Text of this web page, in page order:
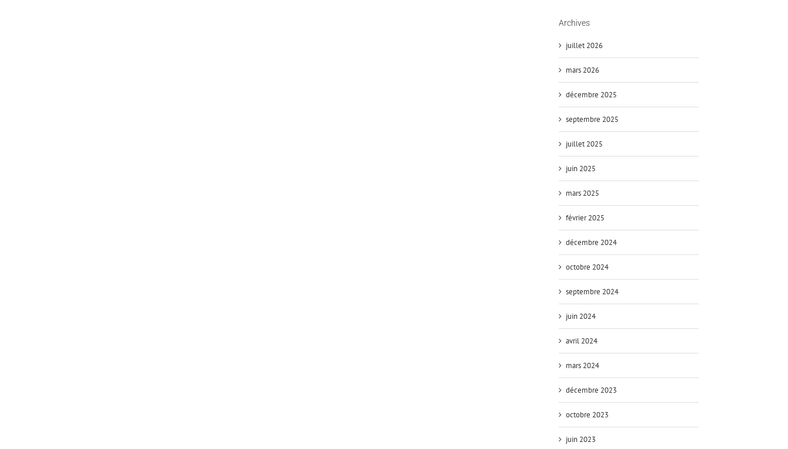
Archives
juillet 2026
mars 2026
décembre 2025
septembre 2025
juillet 2025
juin 2025
mars 2025
février 2025
décembre 2024
octobre 2024
septembre 2024
juin 2024
avril 2024
mars 2024
décembre 2023
octobre 2023
juin 2023